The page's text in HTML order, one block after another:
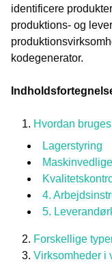
identificere
produktions- og
kodegenerator.
Hvordan
Lagerstyring
4.
5.
Forskellige
Virksomheder i